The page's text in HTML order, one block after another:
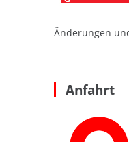
Änderungen
Anfahrt